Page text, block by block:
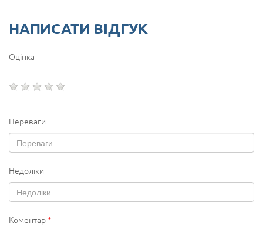
НАПИСАТИ ВІДГУК
Оцінка
Переваги
Недоліки
Коментар*